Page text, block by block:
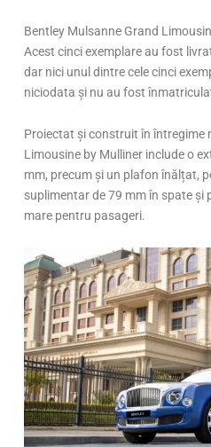
Bentley Mulsanne Grand
Acest cinci exemplare au fost
dar nici unul dintre cele cinci
niciodata și nu au fost
Proiectat și construit în întregime
Limousine by Mulliner include o
mm, precum și un plafon înălțat,
suplimentar de 79 mm în spate și
mare pentru pasageri.